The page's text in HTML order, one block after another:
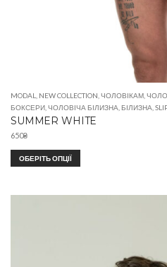
MODAL NEW COLLECTION ЧОЛОВІКАМ
БОКСЕРИ ЧОЛОВІЧА БІЛИЗНА БІЛИЗНА
SUMMER WHITE
650₴
ОБЕРІТЬ ОПЦІЇ